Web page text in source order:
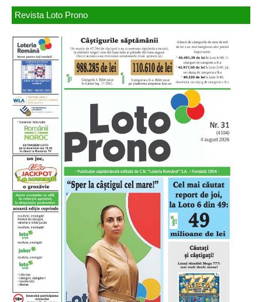
Revista Loto Prono